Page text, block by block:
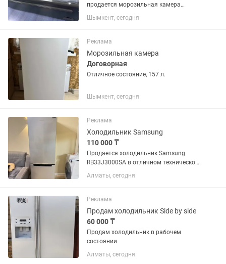
продается морозильная камера
большой
Шымкент, сегодня
Реклама
Морозильная камера
Договорная
Отличное состояние, 157 л.
Шымкент, сегодня
Реклама
Холодильник Samsung
110 000 ₸
Продается холодильник Samsung
RB33J3000SA в отличном техническом
и внешнем состоянии. • Полностью
исправен, работает тихо. •
Inverter. • Система No Frost — не
требует...
Алматы, сегодня
Реклама
Продам холодильник Side by side
60 000 ₸
Продам холодильник в рабочем
состоянии
Алматы, сегодня